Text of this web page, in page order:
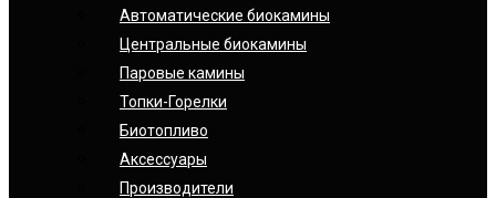
Автоматические биокамины
Центральные биокамины
Паровые камины
Топки-Горелки
Биотопливо
Аксессуары
Производители